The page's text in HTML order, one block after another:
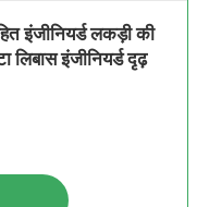
इंजीनियर्ड लकड़ी की
लिबास इंजीनियर्ड दृढ़